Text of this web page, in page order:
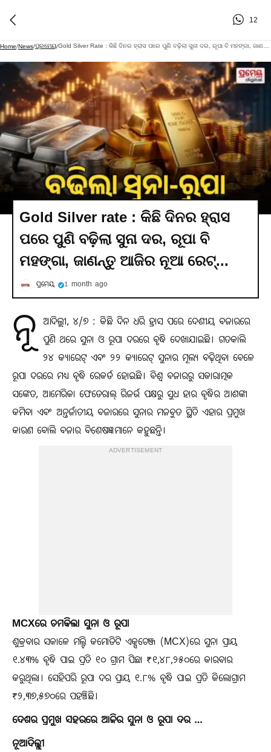
12
Home/News/ପ୍ରମେୟ/
Gold Silver rate : କିଛି ଦିନର ହ୍ରାସ
ପରେ ପୁଣି ବଢ଼ିଲା ସୁନା ଦର, ରୂପା ବି
ମହଙ୍ଗା, ଜାଣନ୍ତୁ ଆଜିର ନୂଆ ରେଟ୍...
ପ୍ରମେୟ 1 month ago
ନୂ ଆଦିଲ୍ଲୀ, ୪/୭ : କିଛି ଦିନ ଧରି ହ୍ରାସ ପରେ ଦେଶୀୟ ବଜାରରେ
ପୁଣି ଥରେ ସୁନା ଓ ରୂପା ଦରରେ ବୃଦ୍ଧି ଦେଖାଯାଇଛି। ଗତକାଲି
୨୪ କ୍ୟାରେଟ୍ ଏବଂ ୨୨ କ୍ୟାରେଟ୍ ସୁନାର ମୂଲ୍ୟ ବଢ଼ିଥିବା ବେଳେ
ରୂପା ଦରରେ ମଧ୍ୟ ବୃଦ୍ଧି ରେକର୍ଡ ହୋଇଛି। ବିଶ୍ୱ ବଜାରରୁ ସକାରାତ୍ମକ
ସଙ୍କେତ, ଆମେରିକା ଫେଡେରାଲ୍ ରିଜର୍ଭ ପକ୍ଷରୁ ସୁଧ ହାର ବୃଦ୍ଧିର ଆଶଙ୍କା
କମିବା ଏବଂ ଅନ୍ତର୍ଜାତୀୟ ବଜାରରେ ସୁନାର ମଜବୁତ ସ୍ଥିତି ଏହାର ପ୍ରମୁଖ
କାରଣ ବୋଲି ବଜାର ବିଶେଷଜ୍ଞମାନେ କହୁଛନ୍ତି।
ADVERTISEMENT
MCXରେ ଚମକିଲା ସୁନା ଓ ରୂପା
ଶୁକ୍ରବାର ସକାଳେ ମଲ୍ଟି କମୋଡିଟି ଏକ୍ସଚେଞ୍ଜ (MCX)ରେ ସୁନା ପ୍ରାୟ
୧.୪୩% ବୃଦ୍ଧି ପାଇ ପ୍ରତି ୧୦ ଗ୍ରାମ ପିଛା ₹୧,୪୮,୨୫୦ରେ କାରବାର
କରୁଥିଲା। ସେହିପରି ରୂପା ଦର ପ୍ରାୟ ୧.୮% ବୃଦ୍ଧି ପାଇ ପ୍ରତି କିଲୋଗ୍ରାମ
₹୨,୩୭,୫୭୦ରେ ପହଞ୍ଚିଛି।
ଦେଶର ପ୍ରମୁଖ ସହରରେ ଆଜିର ସୁନା ଓ ରୂପା ଦର …
ନୂଆଦିଲ୍ଲୀ